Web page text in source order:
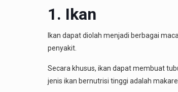
1. Ikan
Ikan dapat diolah menjadi berbagai
penyakit.
Secara khusus, ikan dapat membuat
jenis ikan bernutrisi tinggi adalah